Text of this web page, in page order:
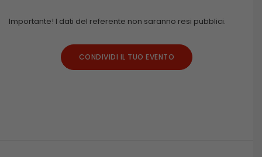
Importante! I dati del referente non saranno resi pubblici.
CONDIVIDI IL TUO EVENTO